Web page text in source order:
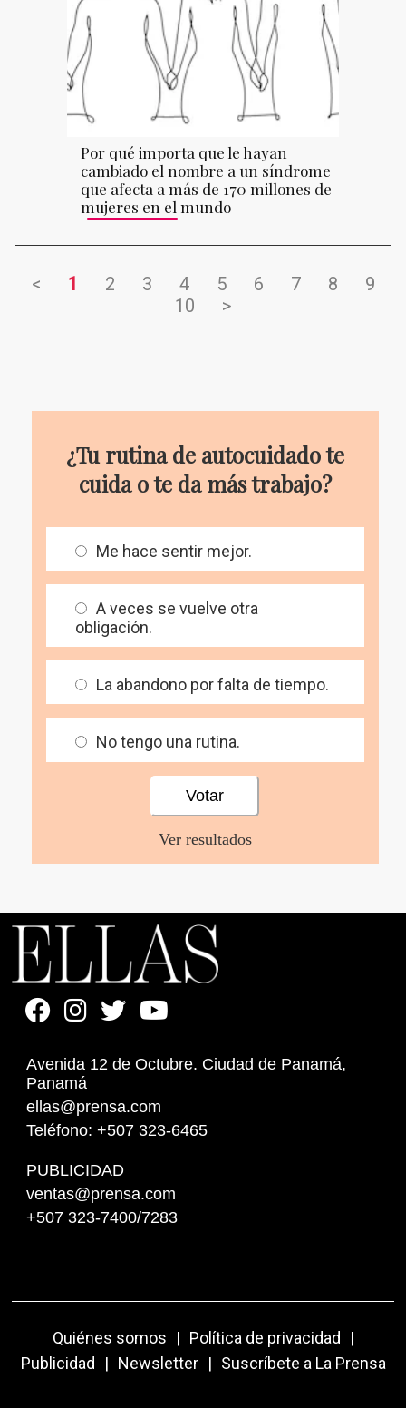
Por qué importa que le hayan
cambiado el nombre a un síndrome
que afecta a más de 170 millones de
mujeres en el mundo
< 1 2 3 4 5 6 7 8
9
10
>
¿Tu rutina de autocuidado te
cuida o te da más trabajo?
Me hace sentir mejor.
A veces se vuelve otra
obligación.
La abandono por falta de tiempo.
No tengo una rutina.
Ver resultados
Avenida 12 de Octubre. Ciudad de Panamá,
Panamá
ellas@prensa.com
Teléfono: +507 323-6465
PUBLICIDAD
ventas@prensa.com
+507 323-7400/7283
Quiénes somos | Política de privacidad
|
Publicidad
| Newsletter | Suscríbete a La Prensa